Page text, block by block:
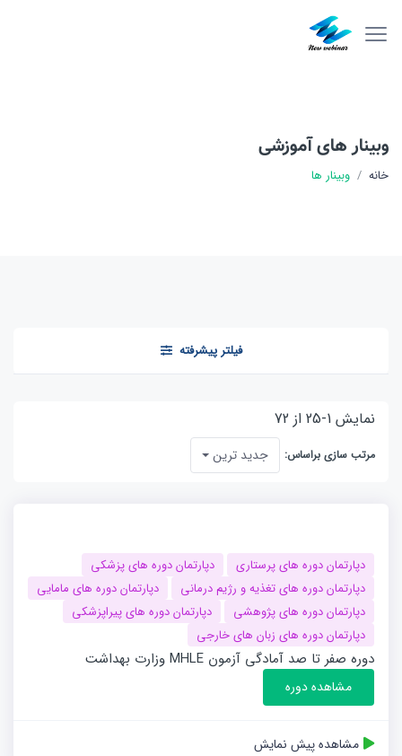
وبینار های آموزشی
خانه وبینار ها
فیلتر پیشرفته
نمایش 1-25 از 72
مرتب سازی براساس: جدید ترین
دپارتمان دوره های پرستاری
دپارتمان دوره های پزشکی
دپارتمان دوره های تغذیه و رژیم درمانی
دپارتمان دوره های مامایی
دپارتمان دوره های پژوهشی
دپارتمان دوره های پیراپزشکی
دپارتمان دوره های زبان های خارجی
دوره صفر تا صد آمادگی آزمون MHLE وزارت بهداشت
مشاهده دوره
مشاهده پیش نمایش